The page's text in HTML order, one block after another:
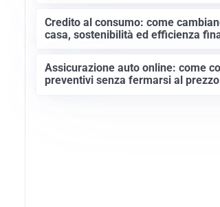
Credito al consumo: come
casa, sostenibilità ed efficienza
Assicurazione auto online: come
preventivi senza fermarsi al prezzo